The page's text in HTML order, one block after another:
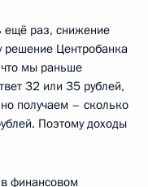
ещё раз, снижение
решение Центробанка
мы раньше
32 или 35 рублей,
получаем – сколько
Поэтому доходы
финансовом